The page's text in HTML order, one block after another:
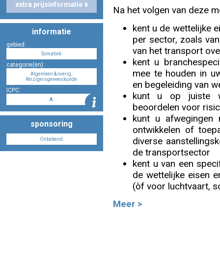
Zoek op kaart
Registreren
Inloggen
extra prijsinformatie
informatie
gebied:
Somatiek
categorie(ën):
Algemeen & overig,
Reizigersgeneeskunde
ICPC:
A
sponsoring
Onbekend
Na het volgen van deze
kent u de wettelijke
per sector, zoals
van het transport
kent u
mee te houden in
en begeleiding van
kunt u op juiste
beoordelen voor
kunt u afwegingen
ontwikkelen of
diverse
de transportsector
kent u van een
de wettelijke eisen
(òf voor luchtvaart,
Meer >